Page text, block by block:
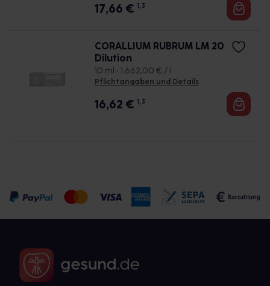
17,66 € 1, 3
CORALLIUM RUBRUM LM 20
Dilution
10 ml • 1.662,00 € / l
Pflichtangaben und Details
16,62 € 1, 3